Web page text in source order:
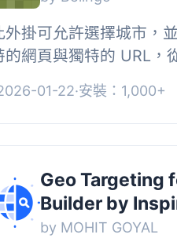
外掛可允許選擇城市，
的網頁與獨特的 URL，
掛件中排序城市, 如何在...
01-22·安裝：1,000+
Geo Targeting
Builder by
by MOHIT GOYAL